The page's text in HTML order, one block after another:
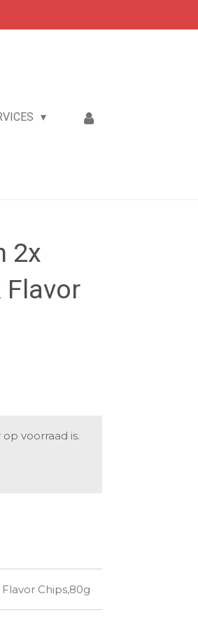
2x
Flavor
voorraad is.
Chips,80g